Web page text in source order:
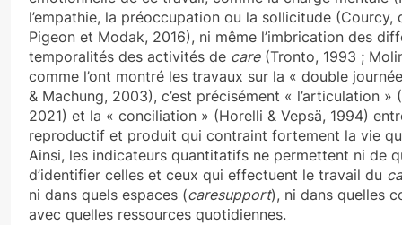
l’empathie, la préoccupation ou la sollicitude (Courcy,
Pigeon et Modak, 2016), ni même l’imbrication des
temporalités des activités de care(Tronto, 1993 ;
comme l’ont montré les travaux sur la « double
& Machung, 2003), c’est précisément « l’articulation »
2021) et la « conciliation » (Horelli & Vepsä, 1994)
reproductif et produit qui contraint fortement la vie
Ainsi, les indicateurs quantitatifs ne permettent ni de
d’identifier celles et ceux qui effectuent le travail du
ni dans quels espaces (caresupport), ni dans quelles
avec quelles ressources quotidiennes.